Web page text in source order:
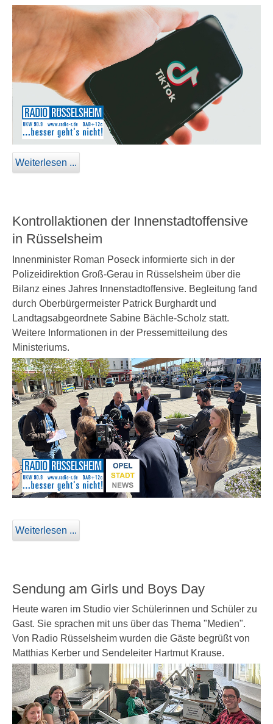
Weiterlesen ...
Kontrollaktionen der Innenstadtoffensive
in Rüsselsheim
Innenminister Roman Poseck informierte sich in der
Polizeidirektion Groß-Gerau in Rüsselsheim über die
Bilanz eines Jahres Innenstadtoffensive. Begleitung fand
durch Oberbürgermeister Patrick Burghardt und
Landtagsabgeordnete Sabine Bächle-Scholz statt.
Weitere Informationen in der Pressemitteilung des
Ministeriums.
Weiterlesen ...
Sendung am Girls und Boys Day
Heute waren im Studio vier Schülerinnen und Schüler zu
Gast. Sie sprachen mit uns über das Thema "Medien".
Von Radio Rüsselsheim wurden die Gäste begrüßt von
Matthias Kerber und Sendeleiter Hartmut Krause.